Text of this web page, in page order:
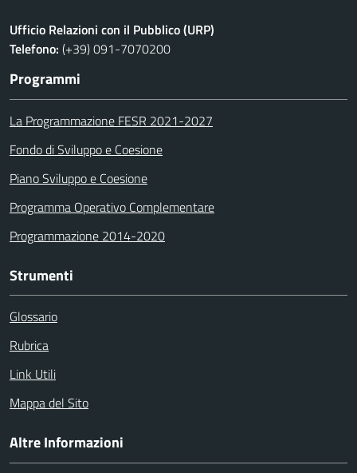
Ufficio Relazioni con il Pubblico (URP)
Telefono: (+39) 091-7070200
Programmi
La Programmazione FESR 2021-2027
Fondo di Sviluppo e Coesione
Piano Sviluppo e Coesione
Programma Operativo Complementare
Programmazione 2014-2020
Strumenti
Glossario
Rubrica
Link Utili
Mappa del Sito
Altre Informazioni